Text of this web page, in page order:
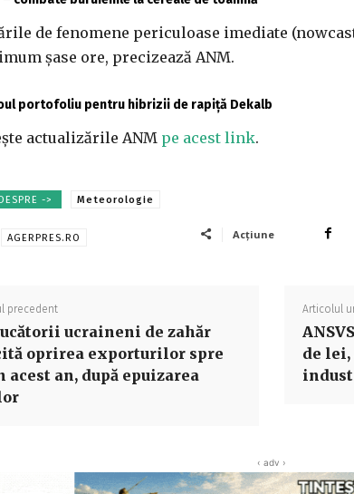
de fenomene periculoase imediate
şase ore, precizează ANM.
portofoliu pentru hibrizii de rapiță Dekalb
actualizările ANM pe acest link.
-> Meteorologie
AGERPRES.RO Acțiune
precedent
ucraineni de zahăr
oprirea exporturilor spre
acest an, după epuizarea
Articolul
de
‹ adv ›